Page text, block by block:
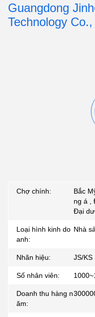
Guangdong
Technology
Chợ chính:
Bắc
ng á ,
Đại
Loại hình kinh do
anh:
Nhà
Nhãn hiệu: JS/KS
Số nhân viên:
Doanh thu hàng n
ăm: